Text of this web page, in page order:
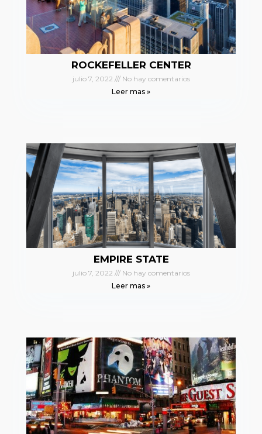
ROCKEFELLER CENTER
julio 7, 2022
No hay comentarios
Leer mas »
EMPIRE STATE
julio 7, 2022
No hay comentarios
Leer mas »